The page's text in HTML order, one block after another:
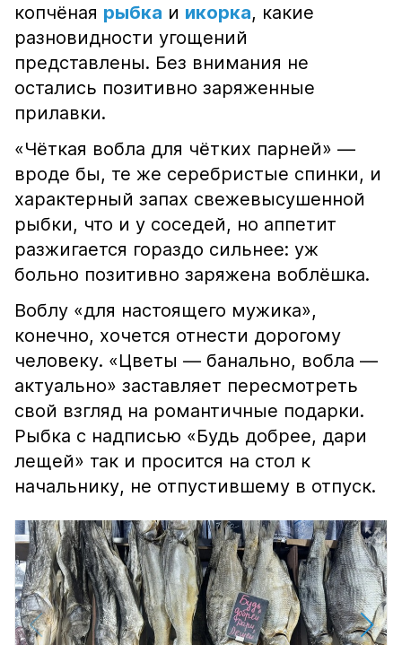
копчёная рыбка и икорка, какие
разновидности угощений
представлены. Без внимания не
остались позитивно заряженные
прилавки.
«Чёткая вобла для чётких парней» —
вроде бы, те же серебристые спинки, и
характерный запах свежевысушенной
рыбки, что и у соседей, но аппетит
разжигается гораздо сильнее: уж
больно позитивно заряжена воблёшка.
Воблу «для настоящего мужика»,
конечно, хочется отнести дорогому
человеку. «Цветы — банально, вобла —
актуально» заставляет пересмотреть
свой взгляд на романтичные подарки.
Рыбка с надписью «Будь добрее, дари
лещей» так и просится на стол к
начальнику, не отпустившему в отпуск.